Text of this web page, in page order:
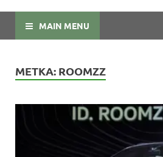
MAIN MENU
МЕТКА: ROOMZZ